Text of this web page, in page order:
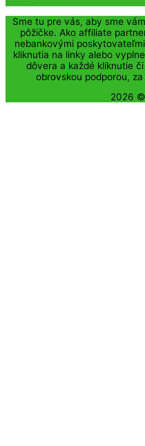
Sme tu pre vás, aby sme
pôžičke. Ako affiliate
nebankovými
kliknutia na linky alebo
dôvera a každé kliknutie
obrovskou podporou,
2026 ©